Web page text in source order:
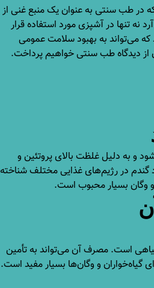
در طب سنتی به عنوان یک منبع غنی از
نه تنها در آشپزی مورد استفاده قرار
که می‌تواند به بهبود سلامت عمومی
دیدگاه طب سنتی خواهیم پرداخت.
و به دلیل غلظت بالای پروتئین و
گندم در رژیم‌های غذایی مختلف شناخته
وگان بسیار محبوب است.
است. مصرف آن می‌تواند به تأمین
گیاه‌خواران و وگان‌ها بسیار مفید است.